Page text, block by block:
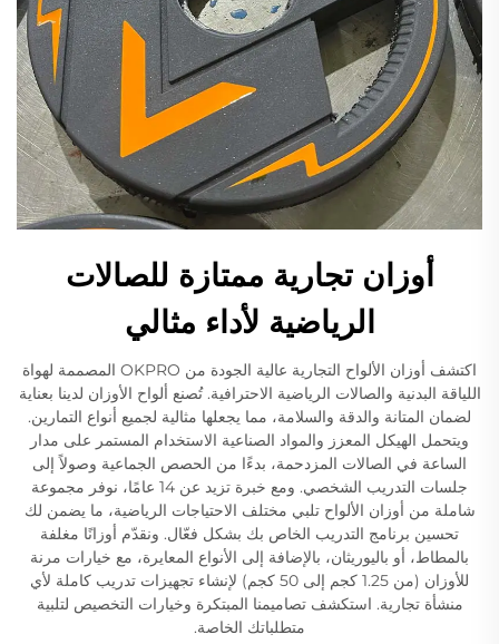
أوزان تجارية ممتازة للصالات
الرياضية لأداء مثالي
اكتشف أوزان الألواح التجارية عالية الجودة من OKPRO المصممة لهواة
اللياقة البدنية والصالات الرياضية الاحترافية. تُصنع ألواح الأوزان لدينا بعناية
لضمان المتانة والدقة والسلامة، مما يجعلها مثالية لجميع أنواع التمارين.
ويتحمل الهيكل المعزز والمواد الصناعية الاستخدام المستمر على مدار
الساعة في الصالات المزدحمة، بدءًا من الحصص الجماعية وصولاً إلى
جلسات التدريب الشخصي. ومع خبرة تزيد عن 14 عامًا، نوفر مجموعة
شاملة من أوزان الألواح تلبي مختلف الاحتياجات الرياضية، ما يضمن لك
تحسين برنامج التدريب الخاص بك بشكل فعّال. ونقدّم أوزانًا مغلفة
بالمطاط، أو باليوريثان، بالإضافة إلى الأنواع المعايرة، مع خيارات مرنة
للأوزان (من 1.25 كجم إلى 50 كجم) لإنشاء تجهيزات تدريب كاملة لأي
منشأة تجارية. استكشف تصاميمنا المبتكرة وخيارات التخصيص لتلبية
متطلباتك الخاصة.